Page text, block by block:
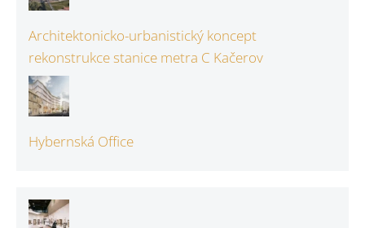
Architektonicko-urbanistický koncept
rekonstrukce stanice metra C Kačerov
Hybernská Office